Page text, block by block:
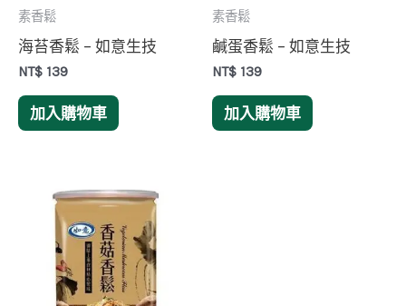
素香鬆
海苔香鬆 – 如意生技
NT$ 139
加入購物車
素香鬆
鹹蛋香鬆 – 如意生技
NT$ 139
加入購物車